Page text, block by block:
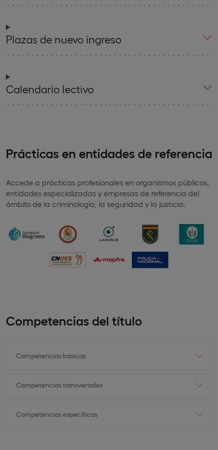
Plazas de nuevo ingreso
Calendario lectivo
Prácticas en entidades de referencia
Accede a prácticas profesionales en organismos públicos,
entidades especializadas y empresas de referencia del
ámbito de la criminología, la seguridad y la justicia.
Competencias del título
Competencias básicas
Competencias transversales
Competencias específicas